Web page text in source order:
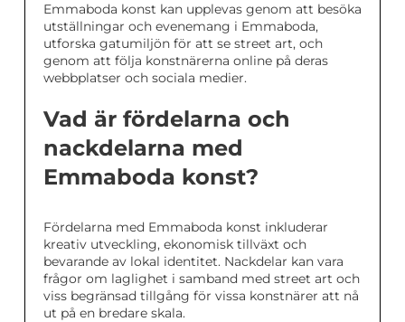
Emmaboda konst kan upplevas genom att besöka
utställningar och evenemang i Emmaboda,
utforska gatumiljön för att se street art, och
genom att följa konstnärerna online på deras
webbplatser och sociala medier.
Vad är fördelarna och
nackdelarna med
Emmaboda konst?
Fördelarna med Emmaboda konst inkluderar
kreativ utveckling, ekonomisk tillväxt och
bevarande av lokal identitet. Nackdelar kan vara
frågor om laglighet i samband med street art och
viss begränsad tillgång för vissa konstnärer att nå
ut på en bredare skala.